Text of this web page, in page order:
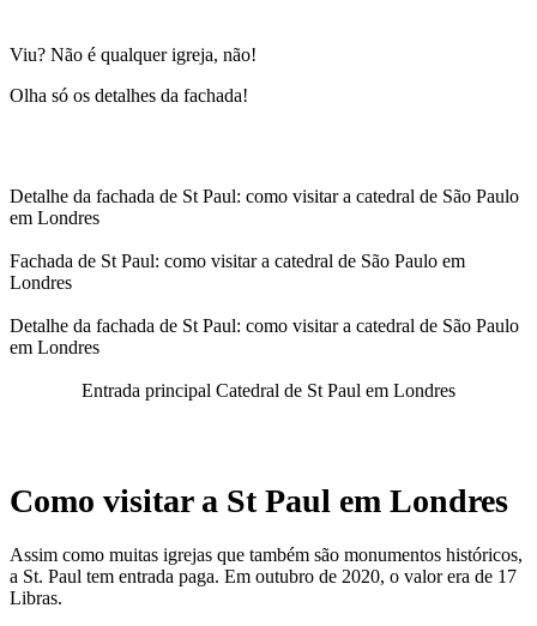
Viu? Não é qualquer igreja, não!
Olha só os detalhes da fachada!
Detalhe da fachada de St Paul: como visitar a catedral de São Paulo
em Londres
Fachada de St Paul: como visitar a catedral de São Paulo em
Londres
Detalhe da fachada de St Paul: como visitar a catedral de São Paulo
em Londres
Entrada principal Catedral de St Paul em Londres
Como visitar a St Paul em Londres
Assim como muitas igrejas que também são monumentos históricos,
a St. Paul tem entrada paga. Em outubro de 2020, o valor era de 17
Libras.